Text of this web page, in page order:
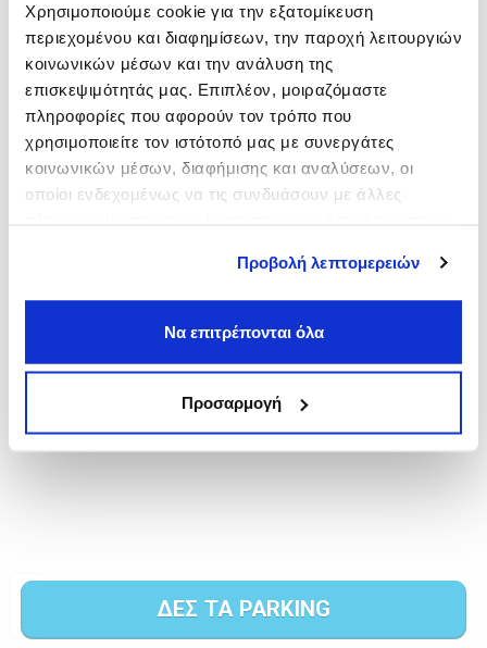
Χρησιμοποιούμε cookie για την εξατομίκευση
περιεχομένου και διαφημίσεων, την παροχή λειτουργιών
κοινωνικών μέσων και την ανάλυση της
επισκεψιμότητάς μας. Επιπλέον, μοιραζόμαστε
πληροφορίες που αφορούν τον τρόπο που
χρησιμοποιείτε τον ιστότοπό μας με συνεργάτες
κοινωνικών μέσων, διαφήμισης και αναλύσεων, οι
οποίοι ενδεχομένως να τις συνδυάσουν με άλλες
Προβολή λεπτομερειών
Να επιτρέπονται όλα
Προσαρμογή
Δες τώρα τα parking στο χάρτη και σύγκρινετιμή
καιαπόσταση
ΔΕΣ ΤΑ PARKING